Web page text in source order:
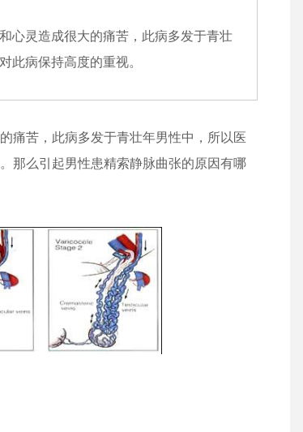
心灵造成很大的痛苦，此病多发于青壮
此病保持高度的重视。
痛苦，此病多发于青壮年男性中，所以医
那么引起男性患精索静脉曲张的原因有哪